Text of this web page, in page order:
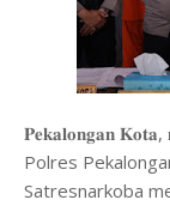
𝐏𝐞𝐤𝐚𝐥𝐨𝐧𝐠𝐚𝐧
Polres
Satresnarkoba